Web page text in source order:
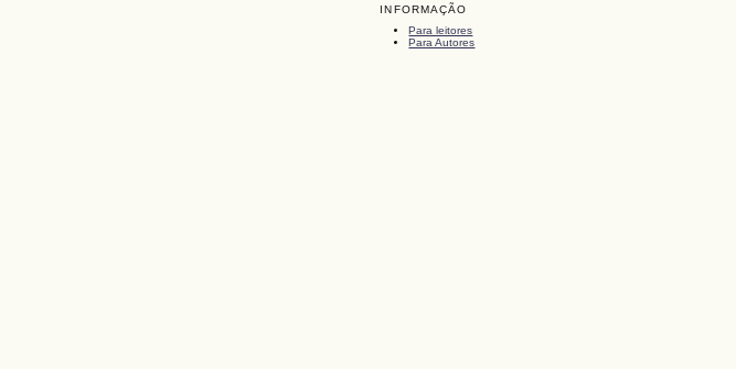
INFORMAÇÃO
Para leitores
Para Autores